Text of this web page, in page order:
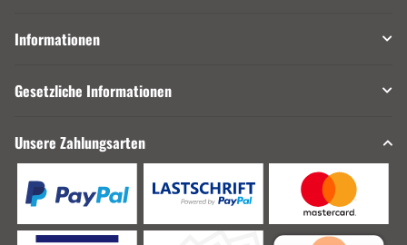
Informationen
Gesetzliche Informationen
Unsere Zahlungsarten